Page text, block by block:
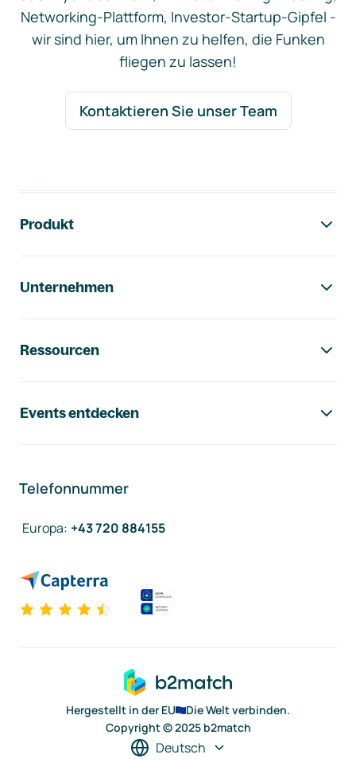
Networking-Plattform, Investor-Startup-Gipfel -
wir sind hier, um Ihnen zu helfen, die Funken
fliegen zu lassen!
Kontaktieren Sie unser Team
Produkt
Unternehmen
Ressourcen
Events entdecken
Telefonnummer
Europa: +43 720 884155
Hergestellt in der EU
Die Welt verbinden.
Copyright © 2025 b2match
Deutsch